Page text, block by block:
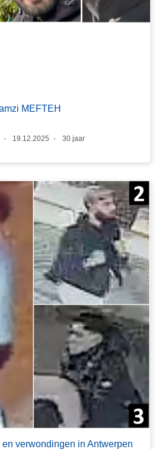
MEFTEH
19.12.2025
30 jaar
verwondingen in Antwerpen